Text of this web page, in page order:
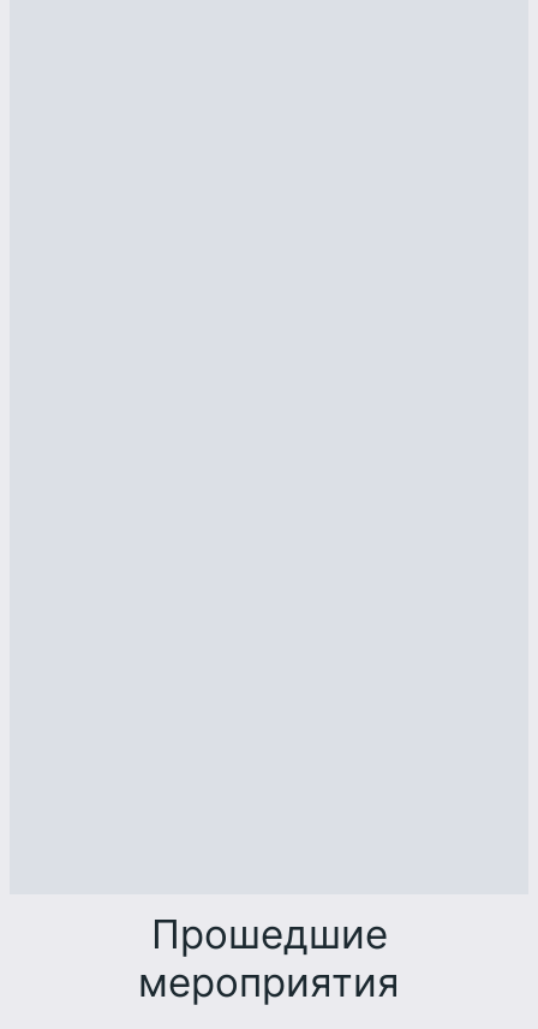
Прошедшие
мероприятия